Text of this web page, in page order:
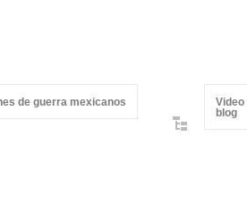
de guerra mexicanos
Video
blog